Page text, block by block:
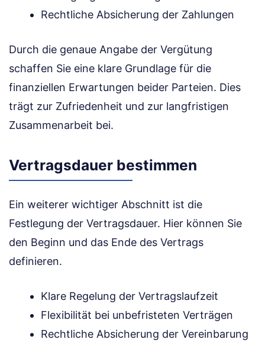
Rechtliche Absicherung der Zahlungen
Durch die genaue Angabe der Vergütung
schaffen Sie eine klare Grundlage für die
finanziellen Erwartungen beider Parteien. Dies
trägt zur Zufriedenheit und zur langfristigen
Zusammenarbeit bei.
Vertragsdauer bestimmen
Ein weiterer wichtiger Abschnitt ist die
Festlegung der Vertragsdauer. Hier können Sie
den Beginn und das Ende des Vertrags
definieren.
Klare Regelung der Vertragslaufzeit
Flexibilität bei unbefristeten Verträgen
Rechtliche Absicherung der Vereinbarung